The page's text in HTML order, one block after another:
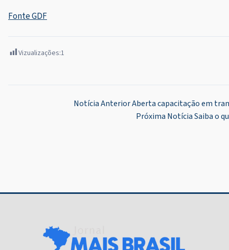
Fonte GDF
Vizualizações:1
Notícia AnteriorAberta capacitação em
Próxima NotíciaSaiba o